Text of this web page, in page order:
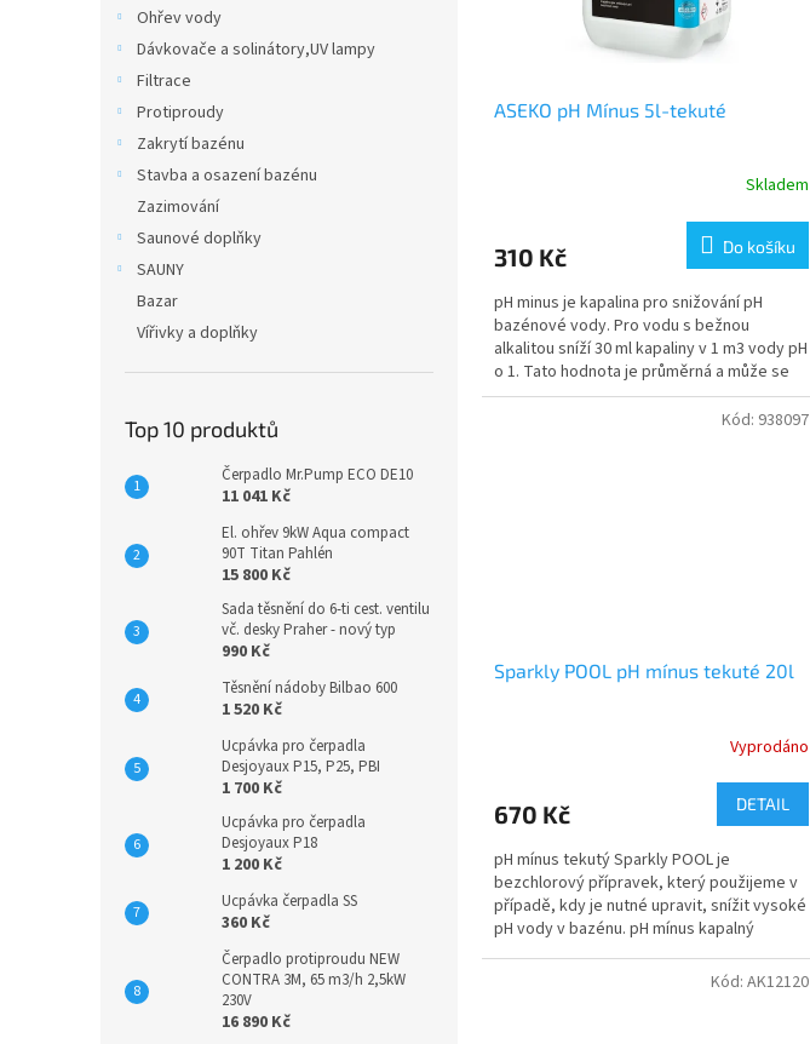
Ohřev vody
Dávkovače a solinátory,UV lampy
Filtrace
Protiproudy
Zakrytí bazénu
Stavba a osazení bazénu
Zazimování
Saunové doplňky
SAUNY
Bazar
Vířivky a doplňky
Top 10 produktů
Čerpadlo Mr.Pump ECO DE10
11 041 Kč
El. ohřev 9kW Aqua compact
90T Titan Pahlén
15 800 Kč
Sada těsnění do 6-ti cest. ventilu
vč. desky Praher - nový typ
990 Kč
Těsnění nádoby Bilbao 600
1 520 Kč
Ucpávka pro čerpadla
Desjoyaux P15, P25, PBI
1 700 Kč
Ucpávka pro čerpadla
Desjoyaux P18
1 200 Kč
Ucpávka čerpadla SS
360 Kč
Čerpadlo protiproudu NEW
CONTRA 3M, 65 m3/h 2,5kW
230V
16 890 Kč
ASEKO pH Mínus 5l-tekuté
Skladem
310 Kč Do košíku
pH minus je kapalina pro snižování pH
bazénové vody. Pro vodu s bežnou
alkalitou sníží 30 ml kapaliny v 1 m3 vody pH
o 1. Tato hodnota je průměrná a může se
lišit. Při používání...
Sparkly POOL pH mínus tekuté 20l
Vyprodáno
670 Kč DETAIL
pH mínus tekutý Sparkly POOL je
bezchlorový přípravek, který použijeme v
případě, kdy je nutné upravit, snížit vysoké
pH vody v bazénu. pH mínus kapalný
Sparkly POOL je vhodný...
Kód: 938097
Kód: AK12120